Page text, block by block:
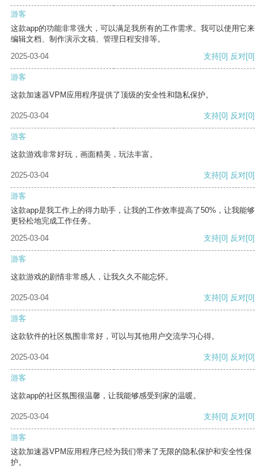
游客
这款app的功能非常强大，可以满足我所有的工作需求。我可以使用它来
编辑文档、制作演示文稿、管理日程安排等。
2025-03-04
支持[0] 反对[0]
游客
这款加速器VPM应用程序提供了顶级的安全性和隐私保护。
2025-03-04 支持[0] 反对[0]
游客
这款游戏非常好玩，画面精美，玩法丰富。
2025-03-04 支持[0] 反对[0]
游客
这款app是我工作上的得力助手，让我的工作效率提高了50%，让我能够
更轻松地完成工作任务。
2025-03-04
支持[0] 反对[0]
游客
这款游戏的剧情非常感人，让我久久不能忘怀。
2025-03-04 支持[0] 反对[0]
游客
这款软件的社区氛围非常好，可以与其他用户交流学习心得。
2025-03-04 支持[0] 反对[0]
游客
这款app的社区氛围很温馨，让我能够感受到家的温暖。
2025-03-04 支持[0] 反对[0]
游客
这款加速器VPM应用程序已经为我们带来了无限的隐私保护和安全性保
护。